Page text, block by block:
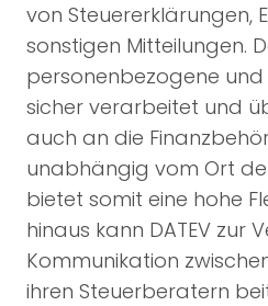
von Steuererklärungen,
sonstigen Mitteilungen.
personenbezogene und
sicher verarbeitet und
auch an die
unabhängig vom Ort
bietet somit eine hohe
hinaus kann DATEV zur
Kommunikation
ihren Steuerberatern